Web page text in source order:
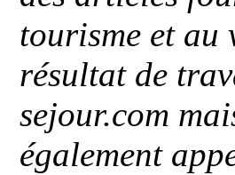
tourisme et au
résultat de
sejour.com
également